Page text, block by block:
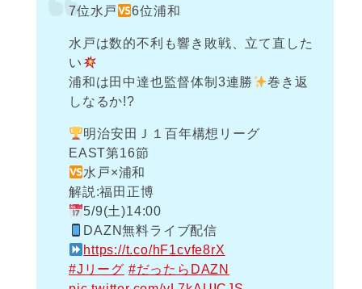
7位水戸
6位浦和
水戸は数的不利も響き敗戦、立て直した
い
浦和は田中達也監督体制3連勝
巻き返
しなるか!?
明治安田Ｊ１百年構想リーグ
EAST第16節
水戸×浦和
解説:福田正博
5/9(土)14:00
DAZN無料ライブ配信
https://t.co/hF1cvfe8rX
#Jリーグ #だったらDAZN